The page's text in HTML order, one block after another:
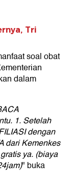
Tri
soal obat
dalam
1. Setelah
dengan
dari Kemenkes
ya. (biaya
" buka